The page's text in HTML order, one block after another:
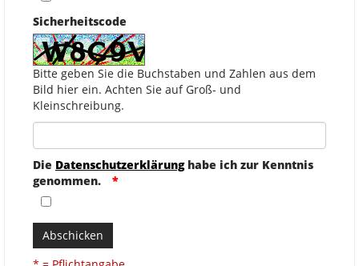
Sicherheitscode
Bitte geben Sie die Buchstaben und Zahlen aus dem
Bild hier ein. Achten Sie auf Groß- und
Kleinschreibung.
Die Datenschutzerklärunghabe ich zur Kenntnis
genommen.
Abschicken